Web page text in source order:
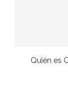
Quién es